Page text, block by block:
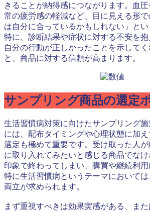
きることが納得感につながります。血
常の疲労感の軽減など、目に見える形
は自分に合っているかもしれない」とい
特に、診断結果や症状に対する不安を抱
自分の行動が正しかったことを示して
と、商品に対する信頼が高まります。
サンプリング商品の選定
生活習慣病対策に向けたサンプリング
には、配布タイミングや心理状態に加
選定も極めて重要です。受け取った人
に取り入れてみたいと感じる商品でな
印象で終わってしまい、購買や継続利用
特に生活習慣病というテーマにおいて
両立が求められます。
まず重視すべきは効果実感がある、ま